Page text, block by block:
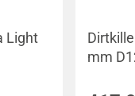
Light
mm